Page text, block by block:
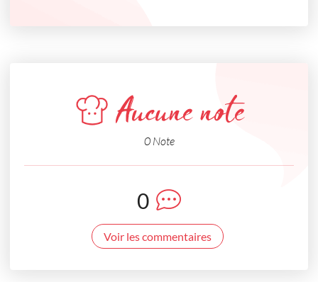
Aucune note
0 Note
0
Voir les commentaires